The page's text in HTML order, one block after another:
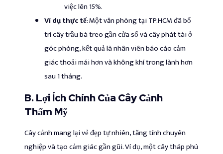
việc lên 15%.
Ví dụ thực tế: Một văn phòng tại TP.HCM đã bố
trí cây trầu bà treo gần cửa sổ và cây phát tài ở
góc phòng, kết quả là nhân viên báo cáo cảm
giác thoải mái hơn và không khí trong lành hơn
sau 1 tháng.
B. Lợi Ích Chính Của Cây Cảnh
Thẩm Mỹ
Cây cảnh mang lại vẻ đẹp tự nhiên, tăng tính chuyên
nghiệp và tạo cảm giác gần gũi. Ví dụ, một cây tháp phú